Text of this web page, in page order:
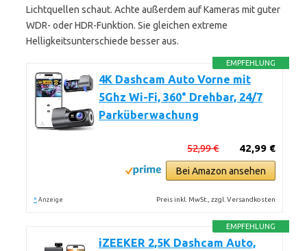
Lichtquellen schaut. Achte außerdem auf Kameras mit guter
WDR- oder HDR-Funktion. Sie gleichen extreme
Helligkeitsunterschiede besser aus.
EMPFEHLUNG
4K Dashcam Auto Vorne mit
5Ghz Wi-Fi, 360° Drehbar, 24/7
Parküberwachung
42,99 €
52,99 €
Bei Amazon ansehen
* Anzeige Preis inkl. MwSt., zzgl. Versandkosten
EMPFEHLUNG
iZEEKER 2,5K Dashcam Auto,